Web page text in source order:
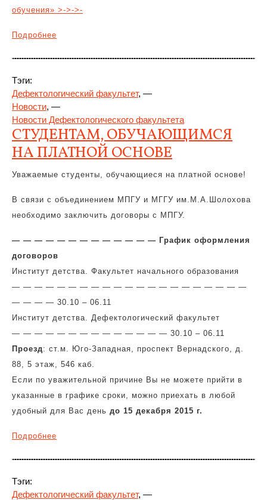
обучения» >->->-
Подробнее
Тэги:
Дефектологический факультет, —
Новости, —
Новости Дефектологического факультета
СТУДЕНТАМ, ОБУЧАЮЩИМСЯ
НА ПЛАТНОЙ ОСНОВЕ
Уважаемые студенты, обучающиеся на платной основе!
В связи с объединением МПГУ и МГГУ им.М.А.Шолохова
необходимо заключить договоры с МПГУ.
— — — — — — — — — — — — — График оформления
договоров
Институт детства. Факультет начального образования
— — — — — — — — — — — — — — — — — — — — —
— — — — 30.10 – 06.11
Институт детства. Дефектологический факультет
— — — — — — — — — — — — — — 30.10 – 06.11
Проезд: ст.м. Юго-Западная, проспект Вернадского, д.
88, 5 этаж, 546 каб.
Если по уважительной причине Вы не можете прийти в
указанные в графике сроки, можно приехать в любой
удобный для Вас день до 15 декабря 2015 г.
Подробнее
Тэги:
Дефектологический факультет, —